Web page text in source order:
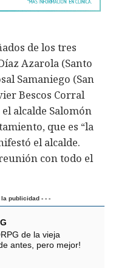
de los tres
Azarola (Santo
Samaniego (San
Bescos Corral
alcalde Salomón
que es “la
el alcalde.
con todo el
publicidad - - -
de la vieja
antes, pero mejor!